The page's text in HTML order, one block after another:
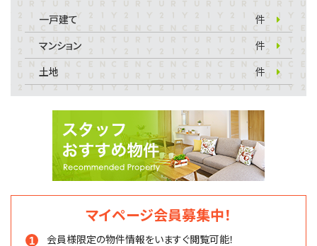
一戸建て
件
マンション
件
土地
件
マイページ会員募集中！
会員様限定の物件情報をいますぐ閲覧可能！